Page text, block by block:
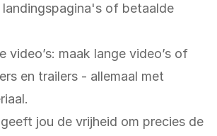
landingspagina's of betaalde
video’s: maak lange video’s of
en trailers - allemaal met
jou de vrijheid om precies de